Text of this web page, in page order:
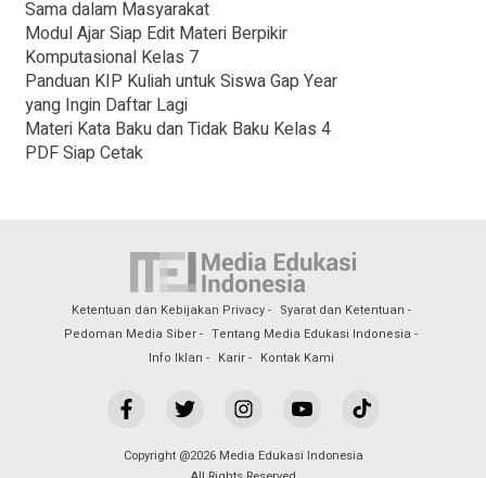
Sama dalam Masyarakat
Modul Ajar Siap Edit Materi Berpikir
Komputasional Kelas 7
Panduan KIP Kuliah untuk Siswa Gap Year
yang Ingin Daftar Lagi
Materi Kata Baku dan Tidak Baku Kelas 4
PDF Siap Cetak
Ketentuan dan Kebijakan Privacy
Syarat dan Ketentuan
Pedoman Media Siber
Tentang Media Edukasi Indonesia
Info Iklan
Karir Kontak Kami
Copyright @2026 Media Edukasi Indonesia